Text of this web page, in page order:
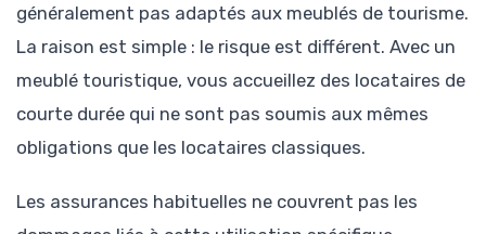
généralement pas adaptés aux meublés de tourisme.
La raison est simple : le risque est différent. Avec un
meublé touristique, vous accueillez des locataires de
courte durée qui ne sont pas soumis aux mêmes
obligations que les locataires classiques.
Les assurances habituelles ne couvrent pas les